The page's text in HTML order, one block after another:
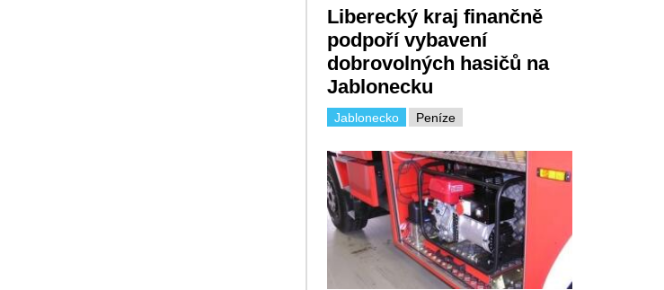
Liberecký kraj finančně
podpoří vybavení
dobrovolných hasičů na
Jablonecku
Jablonecko Peníze